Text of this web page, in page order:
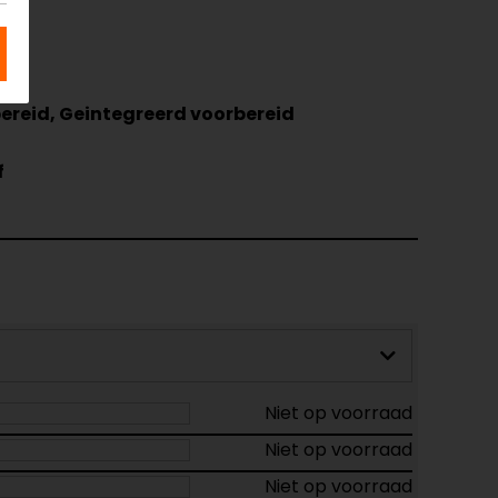
Geintegreerd voorbereid
Niet op voorraad
Niet op voorraad
Niet op voorraad